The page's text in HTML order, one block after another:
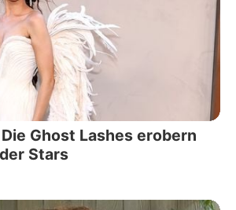
Ghost Lashes erobern
Stars